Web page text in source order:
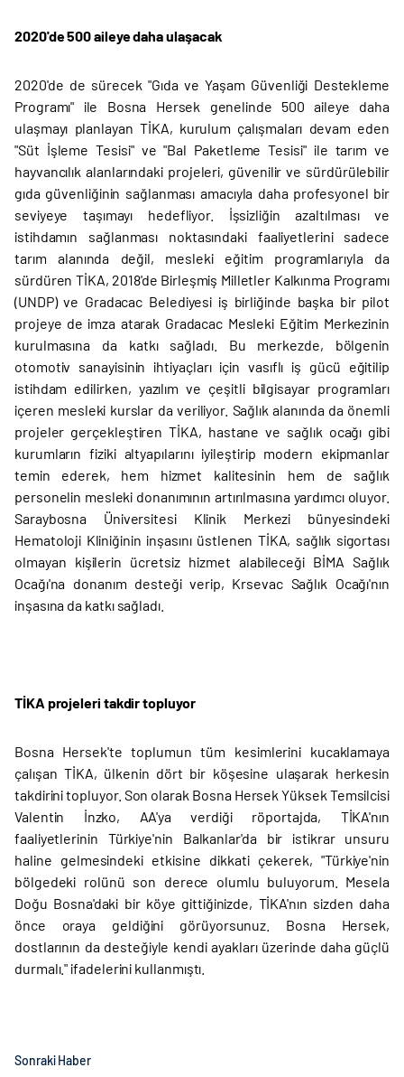
2020'de 500 aileye daha ulaşacak
2020'de de sürecek "Gıda ve Yaşam Güvenliği Destekleme
Programı" ile Bosna Hersek genelinde 500 aileye daha
ulaşmayı planlayan TİKA, kurulum çalışmaları devam eden
"Süt İşleme Tesisi" ve "Bal Paketleme Tesisi" ile tarım ve
hayvancılık alanlarındaki projeleri, güvenilir ve sürdürülebilir
gıda güvenliğinin sağlanması amacıyla daha profesyonel bir
seviyeye taşımayı hedefliyor. İşsizliğin azaltılması ve
istihdamın sağlanması noktasındaki faaliyetlerini sadece
tarım alanında değil, mesleki eğitim programlarıyla da
sürdüren TİKA, 2018'de Birleşmiş Milletler Kalkınma Programı
(UNDP) ve Gradacac Belediyesi iş birliğinde başka bir pilot
projeye de imza atarak Gradacac Mesleki Eğitim Merkezinin
kurulmasına da katkı sağladı. Bu merkezde, bölgenin
otomotiv sanayisinin ihtiyaçları için vasıflı iş gücü eğitilip
istihdam edilirken, yazılım ve çeşitli bilgisayar programları
içeren mesleki kurslar da veriliyor. Sağlık alanında da önemli
projeler gerçekleştiren TİKA, hastane ve sağlık ocağı gibi
kurumların fiziki altyapılarını iyileştirip modern ekipmanlar
temin ederek, hem hizmet kalitesinin hem de sağlık
personelin mesleki donanımının artırılmasına yardımcı oluyor.
Saraybosna Üniversitesi Klinik Merkezi bünyesindeki
Hematoloji Kliniğinin inşasını üstlenen TİKA, sağlık sigortası
olmayan kişilerin ücretsiz hizmet alabileceği BİMA Sağlık
Ocağı'na donanım desteği verip, Krsevac Sağlık Ocağı'nın
inşasına da katkı sağladı.
TİKA projeleri takdir topluyor
Bosna Hersek'te toplumun tüm kesimlerini kucaklamaya
çalışan TİKA, ülkenin dört bir köşesine ulaşarak herkesin
takdirini topluyor. Son olarak Bosna Hersek Yüksek Temsilcisi
Valentin İnzko, AA'ya verdiği röportajda, TİKA'nın
faaliyetlerinin Türkiye'nin Balkanlar'da bir istikrar unsuru
haline gelmesindeki etkisine dikkati çekerek, "Türkiye'nin
bölgedeki rolünü son derece olumlu buluyorum. Mesela
Doğu Bosna'daki bir köye gittiğinizde, TİKA'nın sizden daha
önce oraya geldiğini görüyorsunuz. Bosna Hersek,
dostlarının da desteğiyle kendi ayakları üzerinde daha güçlü
durmalı." ifadelerini kullanmıştı.
Sonraki Haber